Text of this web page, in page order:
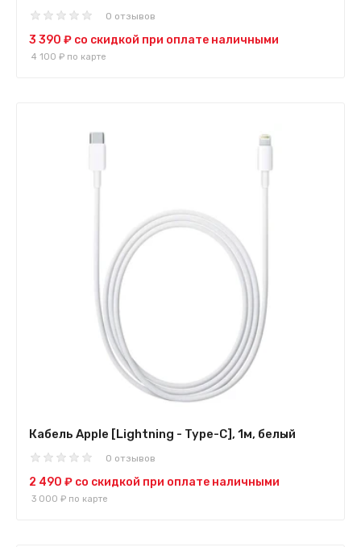
0 отзывов
3 390 ₽ со скидкой при оплате наличными
4 100 ₽ по карте
Кабель Apple [Lightning - Type-C], 1м, белый
0 отзывов
2 490 ₽ со скидкой при оплате наличными
3 000 ₽ по карте